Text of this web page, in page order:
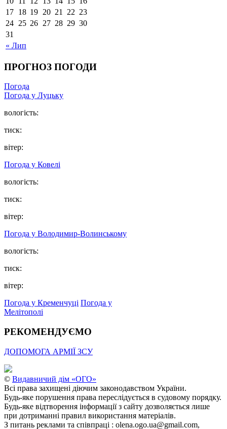
« Лип
17 18 19 20 21 22 23
24 25 26 27 28 29 30
31
ПРОГНОЗ ПОГОДИ
Погода
Погода у Луцьку
вологість:
тиск:
вітер:
Погода у Ковелі
вологість:
тиск:
вітер:
Погода у Володимир-Волинському
вологість:
тиск:
вітер:
Погода у Кременчуці Погода у
Мелітополі
РЕКОМЕНДУЄМО
ДОПОМОГА АРМІЇ ЗСУ
© Видавничий дім «ОГО»
Всі права захищені діючим законодавством України.
Будь-яке порушення права переслідується в судовому порядку.
Будь-яке відтворення інформації з сайту дозволяється лише
при дотриманні правил використання матеріалів.
З питань реклами та співпраці : olena.ogo.ua@gmail.com,